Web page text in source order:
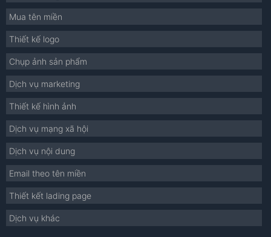
Mua tên miền
Thiết kế logo
Chụp ảnh sản phẩm
Dịch vụ marketing
Thiết kế hình ảnh
Dịch vụ mạng xã hội
Dịch vụ nội dung
Email theo tên miền
Thiết kết lading page
Dịch vụ khác